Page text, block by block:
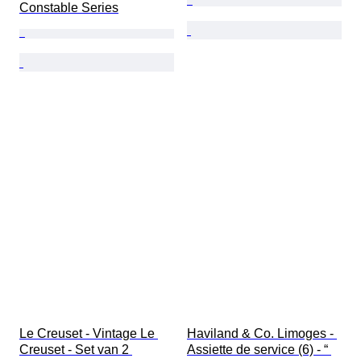
Constable Series
Le Creuset - Vintage Le
Creuset - Set van 2
Haviland & Co. Limoges -
Assiette de service (6) - “